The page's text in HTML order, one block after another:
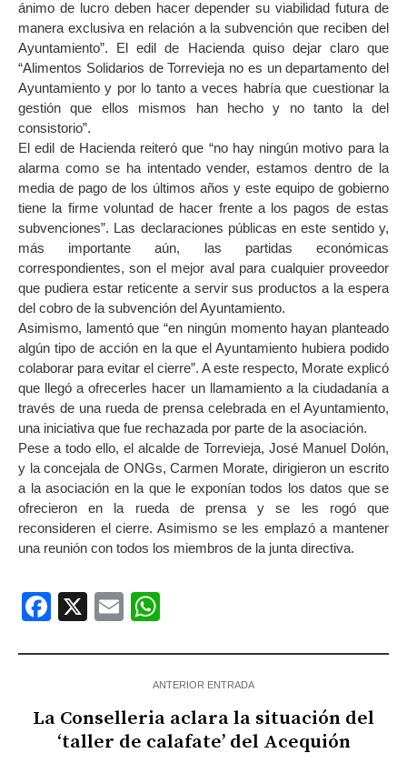
ánimo de lucro deben hacer depender su viabilidad futura de
manera exclusiva en relación a la subvención que reciben del
Ayuntamiento”. El edil de Hacienda quiso dejar claro que
“Alimentos Solidarios de Torrevieja no es un departamento del
Ayuntamiento y por lo tanto a veces habría que cuestionar la
gestión que ellos mismos han hecho y no tanto la del
consistorio”.
El edil de Hacienda reiteró que “no hay ningún motivo para la
alarma como se ha intentado vender, estamos dentro de la
media de pago de los últimos años y este equipo de gobierno
tiene la firme voluntad de hacer frente a los pagos de estas
subvenciones”. Las declaraciones públicas en este sentido y,
más importante aún, las partidas económicas
correspondientes, son el mejor aval para cualquier proveedor
que pudiera estar reticente a servir sus productos a la espera
del cobro de la subvención del Ayuntamiento.
Asimismo, lamentó que “en ningún momento hayan planteado
algún tipo de acción en la que el Ayuntamiento hubiera podido
colaborar para evitar el cierre”. A este respecto, Morate explicó
que llegó a ofrecerles hacer un llamamiento a la ciudadanía a
través de una rueda de prensa celebrada en el Ayuntamiento,
una iniciativa que fue rechazada por parte de la asociación.
Pese a todo ello, el alcalde de Torrevieja, José Manuel Dolón,
y la concejala de ONGs, Carmen Morate, dirigieron un escrito
a la asociación en la que le exponían todos los datos que se
ofrecieron en la rueda de prensa y se les rogó que
reconsideren el cierre. Asimismo se les emplazó a mantener
una reunión con todos los miembros de la junta directiva.
Facebook
X Email
ANTERIOR ENTRADA
La Conselleria aclara la situación del
‘taller de calafate’ del Acequión